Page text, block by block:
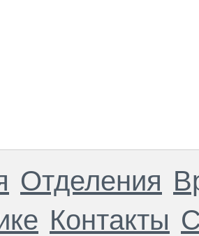
Отделения
Контакты